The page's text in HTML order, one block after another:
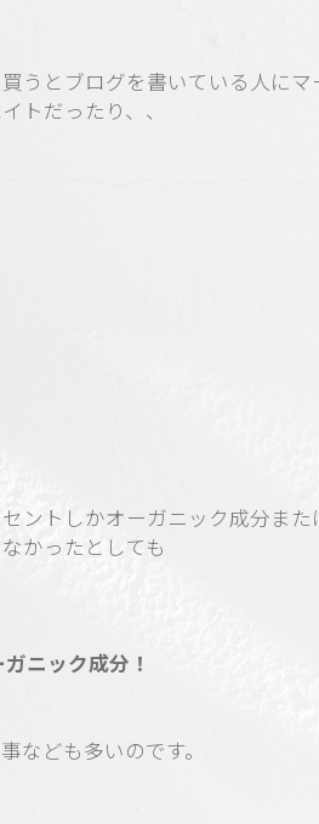
うとブログを書いている人にマ
トだったり、、
ントしかオーガニック成分また
かったとしても
ニック成分！
なども多いのです。